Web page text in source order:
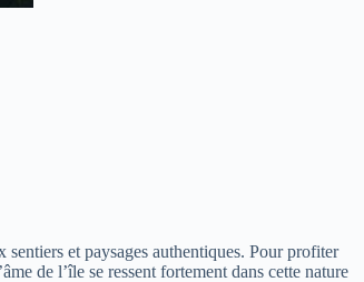
et paysages authentiques. Pour profiter
de l’île se ressent fortement dans cette nature